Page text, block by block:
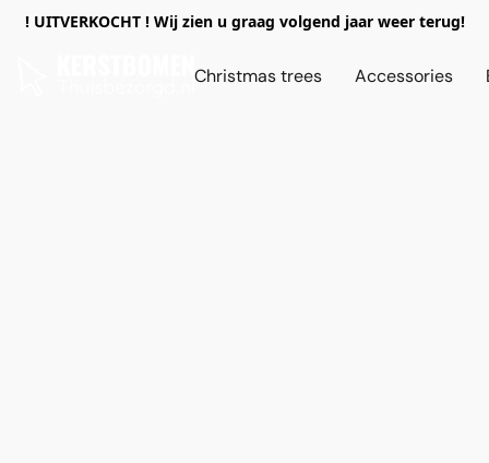
! UITVERKOCHT ! Wij zien u graag volgend jaar weer terug!
Christmas trees Accessories